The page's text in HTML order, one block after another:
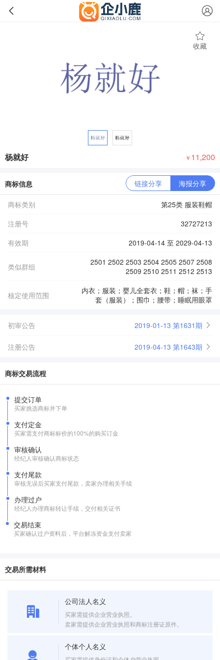
收藏
杨就好 ￥ 11,200
商标信息 链接分享 海报分享
商标类别
第25类 服装鞋帽
注册号
32727213
有效期
2019-04-14 至 2029-04-13
类似群组
2501 2502 2503 2504 2505 2507 2508
2509 2510 2511 2512 2513
核定使用范围
内衣；服装；婴儿全套衣；鞋；帽；袜；手
套（服装）；围巾；腰带；睡眠用眼罩
初审公告 2019-01-13 第1631期
注册公告 2019-04-13 第1643期
商标交易流程
提交订单
买家挑选商标并下单
支付定金
买家需支付商标标价的100%的购买订金
审核确认
经纪人审核确认商标状态
支付尾款
审核无误后买家支付尾款，卖家办理相关手续
办理过户
经纪人办理商标转让手续，交付相关证书
交易结束
买家确认过户资料后，平台解冻资金支付卖家
交易所需材料
公司法人名义
买家需提供企业营业执照。
卖家需提供企业营业执照和商标注册证原件。
个体个人名义